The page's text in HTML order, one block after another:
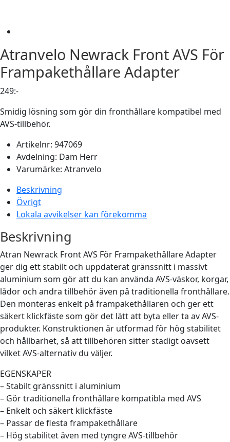
Atranvelo Newrack Front AVS För
Frampakethållare Adapter
249:-
Smidig lösning som gör din fronthållare kompatibel med
AVS-tillbehör.
Artikelnr: 947069
Avdelning: Dam Herr
Varumärke: Atranvelo
Beskrivning
Övrigt
Lokala avvikelser kan förekomma
Beskrivning
Atran Newrack Front AVS För Frampakethållare Adapter
ger dig ett stabilt och uppdaterat gränssnitt i massivt
aluminium som gör att du kan använda AVS-väskor, korgar,
lådor och andra tillbehör även på traditionella fronthållare.
Den monteras enkelt på frampakethållaren och ger ett
säkert klickfäste som gör det lätt att byta eller ta av AVS-
produkter. Konstruktionen är utformad för hög stabilitet
och hållbarhet, så att tillbehören sitter stadigt oavsett
vilket AVS-alternativ du väljer.
EGENSKAPER
– Stabilt gränssnitt i aluminium
– Gör traditionella fronthållare kompatibla med AVS
– Enkelt och säkert klickfäste
– Passar de flesta frampakethållare
– Hög stabilitet även med tyngre AVS-tillbehör